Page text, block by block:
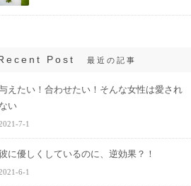
Post 最近の記事
えたい！合わせたい！そんな女性は愛され
い
7-1
に優しくしているのに、逆効果？！
6-1